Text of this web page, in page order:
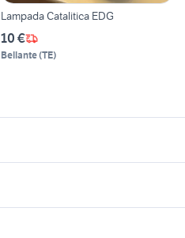
Lampada Catalitica EDG
10 €
Bellante(TE)